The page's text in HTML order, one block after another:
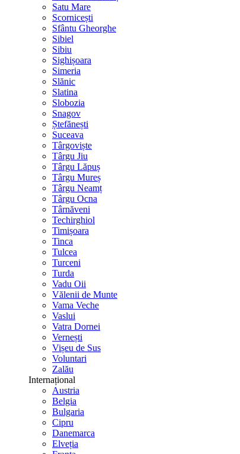
Satu Mare
Scornicești
Sfântu Gheorghe
Sibiel
Sibiu
Sighișoara
Simeria
Slănic
Slatina
Slobozia
Snagov
Ștefănești
Suceava
Târgoviște
Târgu Jiu
Târgu Lăpuș
Târgu Mureș
Târgu Neamț
Târgu Ocna
Târnăveni
Techirghiol
Timișoara
Tinca
Tulcea
Turceni
Turda
Vadu Oii
Vălenii de Munte
Vama Veche
Vaslui
Vatra Dornei
Vernești
Vișeu de Sus
Voluntari
Zalău
Internațional
Austria
Belgia
Bulgaria
Cipru
Danemarca
Elveția